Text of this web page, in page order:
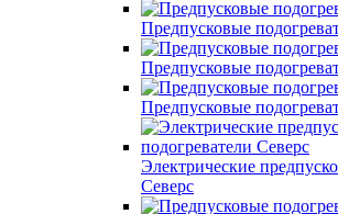
Предпусковые
Предпусковые
Предпусковые
Электрические
Северс